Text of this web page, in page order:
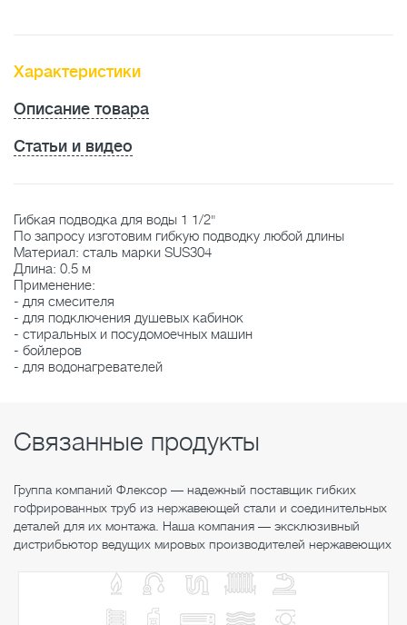
Характеристики
Описание товара
Статьи и видео
Гибкая подводка для воды 1 1/2"
По запросу изготовим гибкую подводку любой длины
Материал: сталь марки SUS304
Длина: 0.5 м
Применение:
- для смесителя
- для подключения душевых кабинок
- стиральных и посудомоечных машин
- бойлеров
- для водонагревателей
Связанные продукты
Группа компаний Флексор — надежный поставщик гибких
гофрированных труб из нержавеющей стали и соединительных
деталей для их монтажа. Наша компания — эксклюзивный
дистрибьютор ведущих мировых производителей нержавеющих